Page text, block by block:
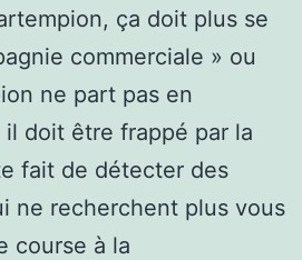
ça doit plus se
commerciale » ou
ne part pas en
doit être frappé par la
fait de détecter des
ne recherchent plus vous
course à la